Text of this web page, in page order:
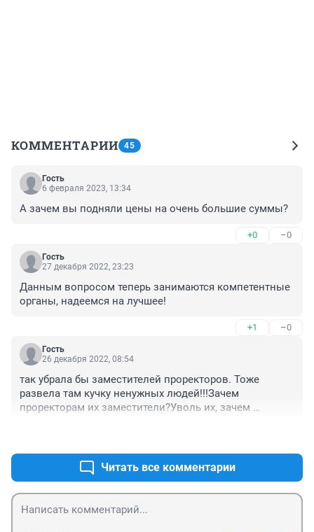
КОММЕНТАРИИ 45
Гость
6 февраля 2023, 13:34
А зачем вы подняли цены на очень большие суммы?
+0 –0
Гость
27 декабря 2022, 23:23
Данным вопросом теперь занимаются компетентные
органы, надеемся на лучшее!
+1 –0
Гость
26 декабря 2022, 08:54
так убрала бы заместителей проректоров. Тоже
развела там кучку ненужных людей!!!Зачем
проректорам их заместители?Уволь их, зачем
Читать все комментарии